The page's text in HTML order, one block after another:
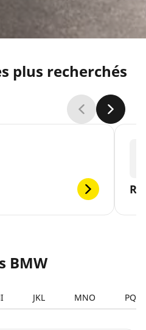
plus recherchés
R-
BMW
JKL MNO PQRS